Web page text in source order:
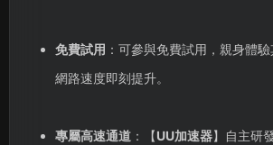
免費試用 ：可參與免費試用，親身體
網路速度即刻提升。
專屬高速通道：【UU加速器】自主研